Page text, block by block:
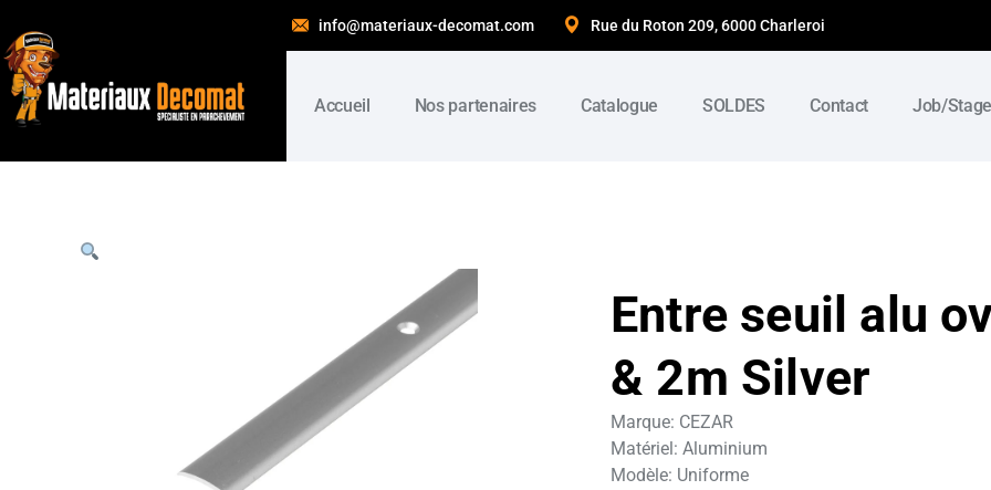
info@materiaux-decomat.com Rue du Roton 209, 6000 Charleroi
Accueil Nos partenaires Catalogue SOLDES Contact Job/
Entre seuil alu
& 2m Silver
Marque: CEZAR
Matériel: Aluminium
Modèle: Uniforme